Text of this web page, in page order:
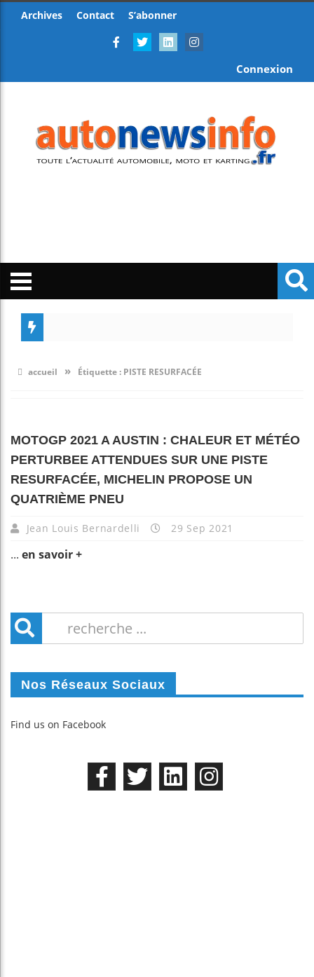
Archives Contact S’abonner
Connexion
accueil » Étiquette : PISTE RESURFACÉE
MOTOGP 2021 A AUSTIN : CHALEUR ET MÉTÉO
PERTURBEE ATTENDUES SUR UNE PISTE
RESURFACÉE, MICHELIN PROPOSE UN
QUATRIÈME PNEU
Jean Louis Bernardelli 29 Sep 2021
... en savoir +
Nos Réseaux Sociaux
Find us on Facebook